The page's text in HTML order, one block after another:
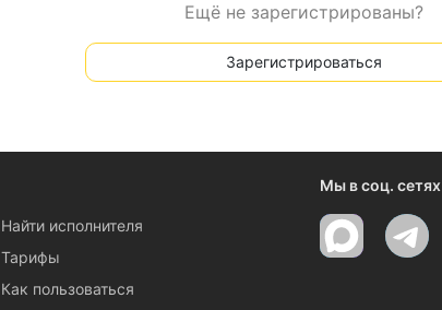
Ещё не зарегистрированы?
Зарегистрироваться
Найти исполнителя
Тарифы
Как пользоваться
Мы в соц. сетях